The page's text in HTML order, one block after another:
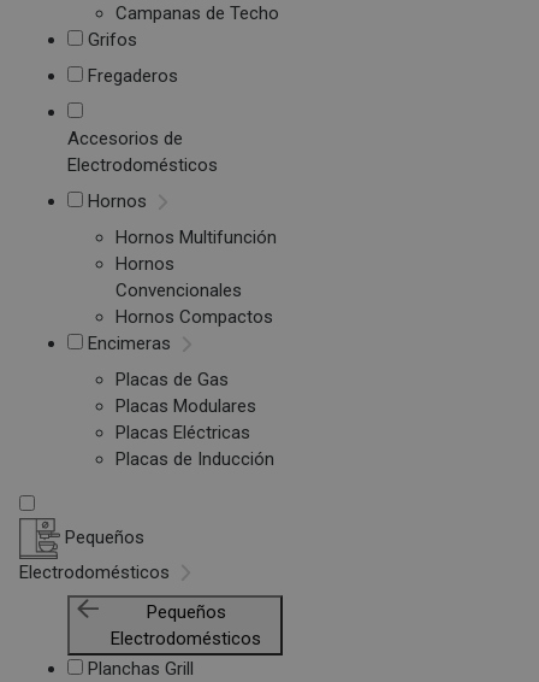
Campanas de Techo
Grifos
Fregaderos
Accesorios de
Electrodomésticos
Hornos
Hornos Multifunción
Hornos
Convencionales
Hornos Compactos
Encimeras
Placas de Gas
Placas Modulares
Placas Eléctricas
Placas de Inducción
Pequeños
Electrodomésticos
Pequeños
Electrodomésticos
Planchas Grill